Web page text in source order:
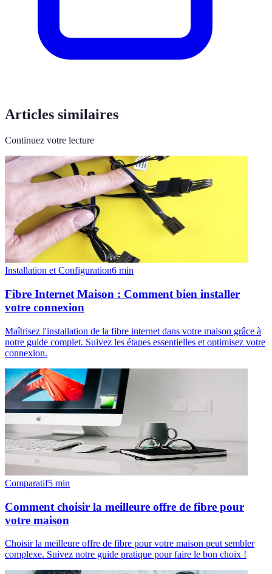
Articles similaires
Continuez votre lecture
Installation et Configuration6 min
Fibre Internet Maison : Comment bien installer
votre connexion
Maîtrisez l'installation de la fibre internet dans votre maison grâce à
notre guide complet. Suivez les étapes essentielles et optimisez votre
connexion.
Comparatif5 min
Comment choisir la meilleure offre de fibre pour
votre maison
Choisir la meilleure offre de fibre pour votre maison peut sembler
complexe. Suivez notre guide pratique pour faire le bon choix !